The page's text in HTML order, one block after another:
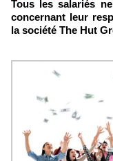
Tous les salariés
concernant leur
la société The Hut